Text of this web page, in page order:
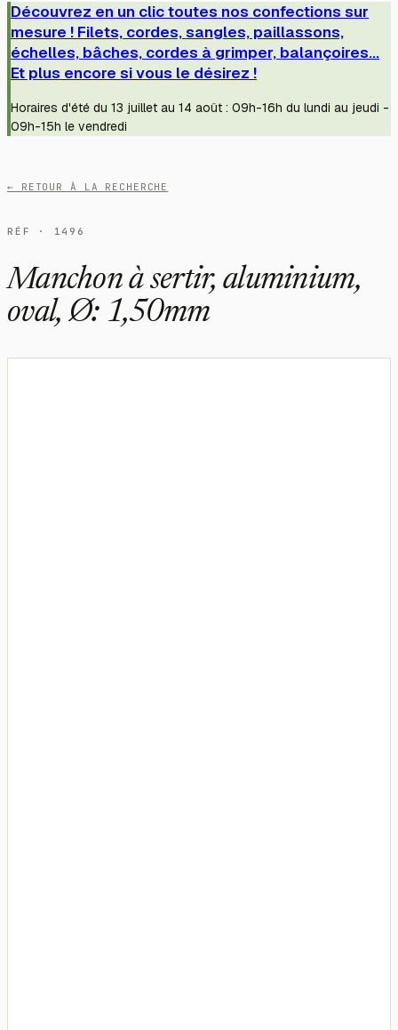
Découvrez en un clic toutes nos confections sur
mesure ! Filets, cordes, sangles, paillassons,
échelles, bâches, cordes à grimper, balançoires...
Et plus encore si vous le désirez !
Horaires d'été du 13 juillet au 14 août : 09h-16h du lundi au jeudi -
09h-15h le vendredi
← RETOUR À LA RECHERCHE
RÉF · 1496
Manchon à sertir, aluminium,
oval, Ø: 1,50mm